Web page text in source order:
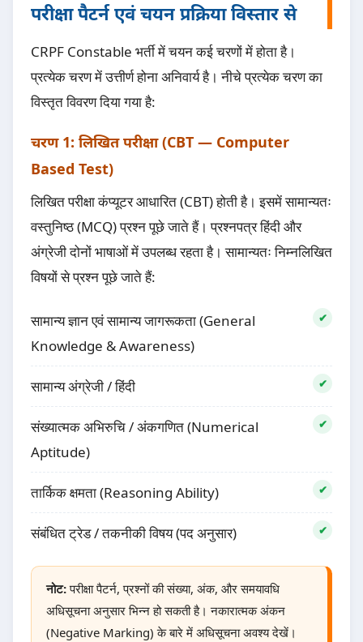
परीक्षा पैटर्न एवं चयन प्रक्रिया विस्तार से
CRPF Constable भर्ती में चयन कई चरणों में होता है।
प्रत्येक चरण में उत्तीर्ण होना अनिवार्य है। नीचे प्रत्येक चरण का
विस्तृत विवरण दिया गया है:
चरण 1: लिखित परीक्षा (CBT — Computer
Based Test)
लिखित परीक्षा कंप्यूटर आधारित (CBT) होती है। इसमें सामान्यतः
वस्तुनिष्ठ (MCQ) प्रश्न पूछे जाते हैं। प्रश्नपत्र हिंदी और
अंग्रेजी दोनों भाषाओं में उपलब्ध रहता है। सामान्यतः निम्नलिखित
विषयों से प्रश्न पूछे जाते हैं:
सामान्य ज्ञान एवं सामान्य जागरूकता (General
Knowledge & Awareness)
सामान्य अंग्रेजी / हिंदी
संख्यात्मक अभिरुचि / अंकगणित (Numerical
Aptitude)
तार्किक क्षमता (Reasoning Ability)
संबंधित ट्रेड / तकनीकी विषय (पद अनुसार)
नोट:परीक्षा पैटर्न, प्रश्नों की संख्या, अंक, और समयावधि
अधिसूचना अनुसार भिन्न हो सकती है। नकारात्मक अंकन
(Negative Marking) के बारे में अधिसूचना अवश्य देखें।